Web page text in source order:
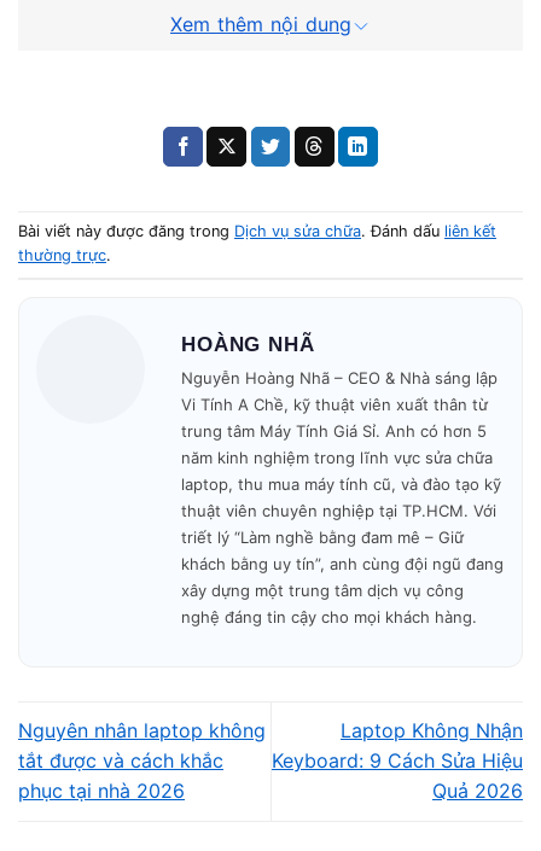
Toàn Bộ Dịch Vụ
🧹 Vệ Sinh Laptop / Thay Keo Tản Nhiệt
GIÁ THAM KHẢO
Vệ sinh laptop cơ bản (thổi bụi, lau) 80.000đ – 150.000đ
Vệ sinh tổng thể (tháo full, rửa quạt) 150.000đ – 250.000đ
Vệ sinh + thay keo tản nhiệt trọn gói 200.000đ – 350.000đ
Xem thêm nội dung
Bài viết này được đăng trong Dịch vụ sửa chữa. Đánh dấu liên kết
thường trực.
HOÀNG NHÃ
Nguyễn Hoàng Nhã – CEO & Nhà sáng lập
Vi Tính A Chề, kỹ thuật viên xuất thân từ
trung tâm Máy Tính Giá Sỉ. Anh có hơn 5
năm kinh nghiệm trong lĩnh vực sửa chữa
laptop, thu mua máy tính cũ, và đào tạo kỹ
thuật viên chuyên nghiệp tại TP.HCM. Với
triết lý “Làm nghề bằng đam mê – Giữ
khách bằng uy tín”, anh cùng đội ngũ đang
xây dựng một trung tâm dịch vụ công
nghệ đáng tin cậy cho mọi khách hàng.
Nguyên nhân laptop không
tắt được và cách khắc
phục tại nhà 2026
Laptop Không Nhận
Keyboard: 9 Cách Sửa Hiệu
Quả 2026